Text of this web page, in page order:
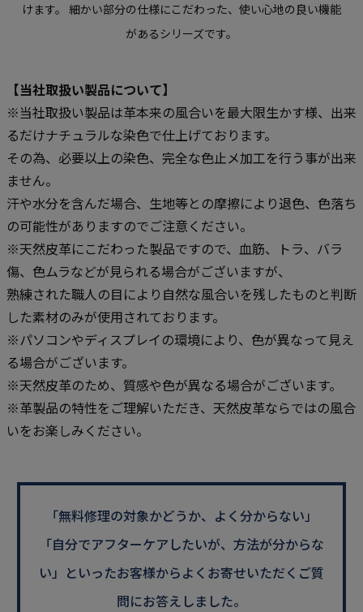
けます。 細かい部分の仕様にこだわった、使い心地の良い機能
があるシリーズです。
【当社取扱い製品について】
※当社取扱い製品は革本来の風合いを最大限生かす様、出来
るだけナチュラルな染色で仕上げております。
その為、必要以上の染色、完全な色止メ加工を行う事が出来
ません。
汗や水分を含んだ場合、生地等との摩擦により退色、色落ち
の可能性がありますのでご注意ください。
※天然皮革にこだわった製品ですので、血筋、トラ、バラ
傷、色ムラなどが見られる場合がございますが、
熟練された職人の目により自然な風合いを残したものと判断
した素材のみが使用されております。
※パソコンやディスプレイの環境により、色が異なって見え
る場合がございます。
※天然皮革のため、質感や色が異なる場合がございます。
※革製品の特性をご理解いただき、天然皮革ならではの風合
いをお楽しみください。
「無料修理の対象かどうか、よく分からない」
「自分でアフターケアしたいが、方法が分からな
い」といったお客様からよくお寄せいただくご質
問にお答えしました。